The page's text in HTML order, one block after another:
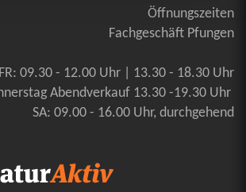
Öffnungszeiten
Fachgeschäft Pfungen
09.30 - 12.00 Uhr | 13.30 - 18.30 Uhr
Abendverkauf 13.30 -19.30 Uhr
SA: 09.00 - 16.00 Uhr, durchgehend